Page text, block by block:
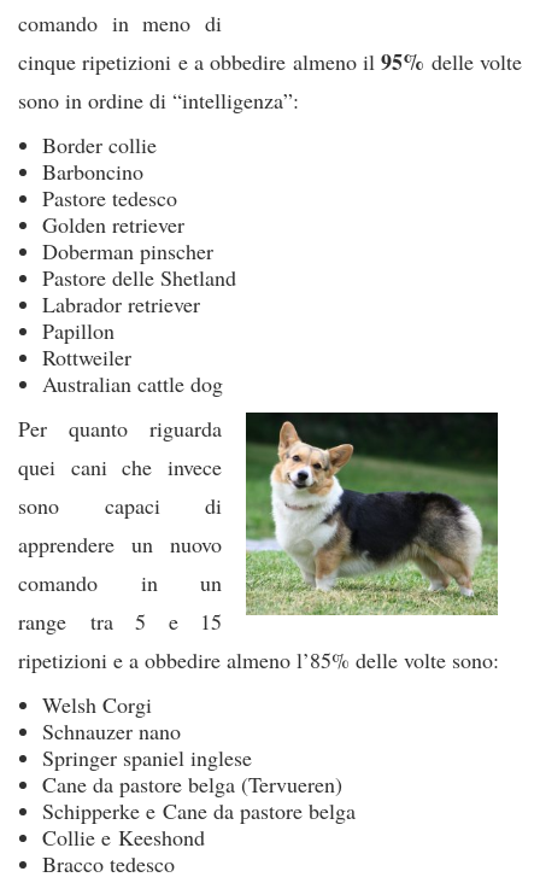
comando in meno di
cinque ripetizioni e a obbedire almeno il 95% delle volte
sono in ordine di “intelligenza”:
Border collie
Barboncino
Pastore tedesco
Golden retriever
Doberman pinscher
Pastore delle Shetland
Labrador retriever
Papillon
Rottweiler
Australian cattle dog
Per quanto riguarda
quei cani che invece
sono capaci di
apprendere un nuovo
comando in un
range tra 5 e 15
ripetizioni e a obbedire almeno l’85% delle volte sono:
Welsh Corgi
Schnauzer nano
Springer spaniel inglese
Cane da pastore belga (Tervueren)
Schipperke e Cane da pastore belga
Collie e Keeshond
Bracco tedesco